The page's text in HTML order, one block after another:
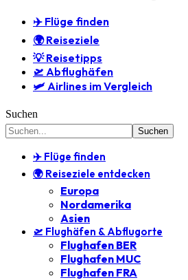
✈️ Flüge finden
🌍 Reiseziele
💡 Reisetipps
🛫 Abflughäfen
🛩️ Airlines im Vergleich
Suchen
✈️ Flüge finden
🌍 Reiseziele entdecken
Europa
Nordamerika
Asien
🛫 Flughäfen & Abflugorte
Flughafen BER
Flughafen MUC
Flughafen FRA